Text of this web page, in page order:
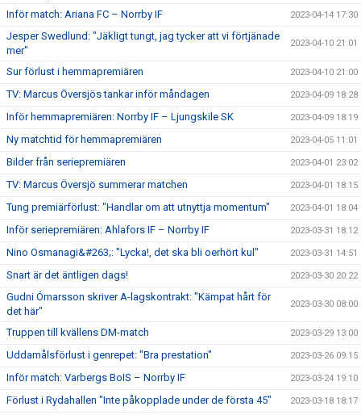
Inför match: Ariana FC – Norrby IF 2023-04-14 17:30
Jesper Swedlund: "Jäkligt tungt, jag tycker att vi förtjänade
mer"
2023-04-10 21:01
Sur förlust i hemmapremiären 2023-04-10 21:00
TV: Marcus Översjös tankar inför måndagen 2023-04-09 18:28
Inför hemmapremiären: Norrby IF – Ljungskile SK 2023-04-09 18:19
Ny matchtid för hemmapremiären 2023-04-05 11:01
Bilder från seriepremiären 2023-04-01 23:02
TV: Marcus Översjö summerar matchen 2023-04-01 18:15
Tung premiärförlust: "Handlar om att utnyttja momentum" 2023-04-01 18:04
Inför seriepremiären: Ahlafors IF – Norrby IF 2023-03-31 18:12
Nino Osmanagi&#263;: "Lycka!, det ska bli oerhört kul" 2023-03-31 14:51
Snart är det äntligen dags! 2023-03-30 20:22
Gudni Ómarsson skriver A-lagskontrakt: "Kämpat hårt för
det här"
2023-03-30 08:00
Truppen till kvällens DM-match 2023-03-29 13:00
Uddamålsförlust i genrepet: "Bra prestation" 2023-03-26 09:15
Inför match: Varbergs BoIS – Norrby IF 2023-03-24 19:10
Förlust i Rydahallen "Inte påkopplade under de första 45" 2023-03-18 18:17